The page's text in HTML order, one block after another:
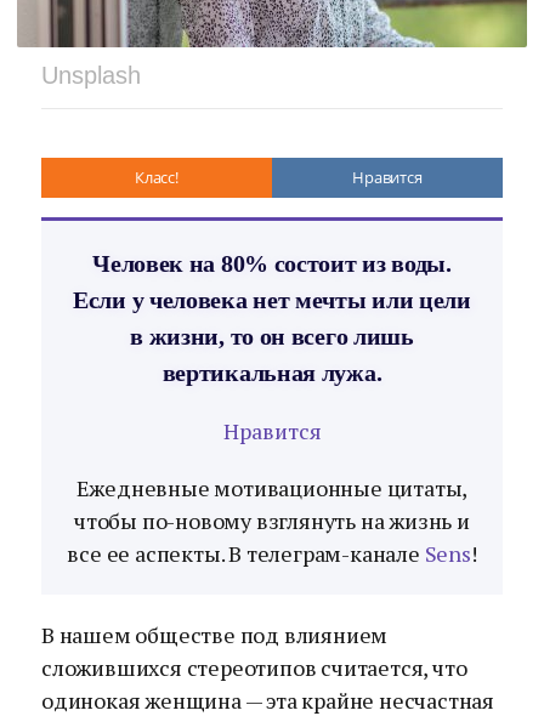
Unsplash
Класс! Нравится
Человек на 80% состоит из воды.
Если у человека нет мечты или цели
в жизни, то он всего лишь
вертикальная лужа.
Нравится
Ежедневные мотивационные цитаты,
чтобы по-новому взглянуть на жизнь и
все ее аспекты. В телеграм-канале Sens!
В нашем обществе под влиянием
сложившихся стереотипов считается, что
одинокая женщина — эта крайне несчастная